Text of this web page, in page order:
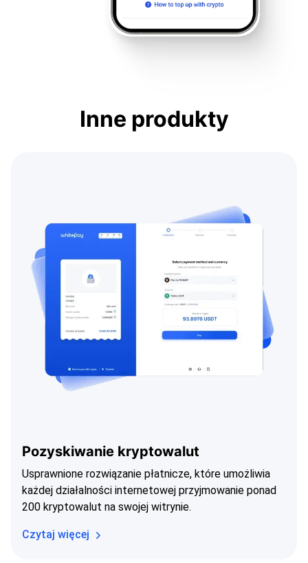
Inne produkty
Pozyskiwanie kryptowalut
Usprawnione rozwiązanie płatnicze, które umożliwia
każdej działalności internetowej przyjmowanie ponad
200 kryptowalut na swojej witrynie.
Czytaj więcej